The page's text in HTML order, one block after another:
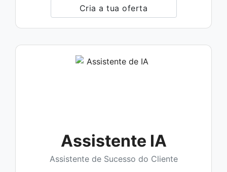
Cria a tua oferta
Assistente IA
Assistente de Sucesso do Cliente